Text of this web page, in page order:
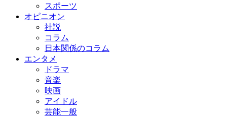
スポーツ
オピニオン
社説
コラム
日本関係のコラム
エンタメ
ドラマ
音楽
映画
アイドル
芸能一般